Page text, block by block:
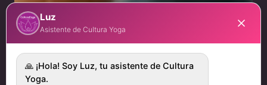
Luz
Asistente de Cultura Yoga
🙏 ¡Hola! Soy Luz, tu asistente de Cultura
Yoga.